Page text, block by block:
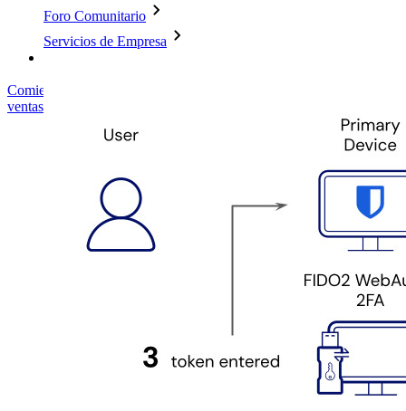
Foro Comunitario
Servicios de Empresa
Comienza gratis
ventas